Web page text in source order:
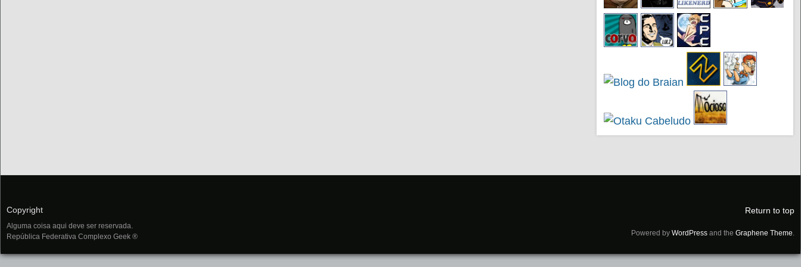
Copyright
Alguma coisa aqui deve ser reservada.
República Federativa Complexo Geek ®
Return to top
Powered by WordPress and the Graphene Theme.